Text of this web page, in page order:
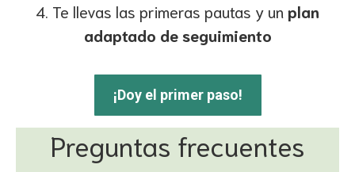
4. Te llevas las primeras pautas y un plan
adaptado de seguimiento
¡Doy el primer paso!
Preguntas frecuentes